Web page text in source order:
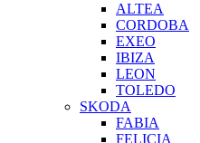
ALTEA
CORDOBA
EXEO
IBIZA
LEON
TOLEDO
SKODA
FABIA
FELICIA